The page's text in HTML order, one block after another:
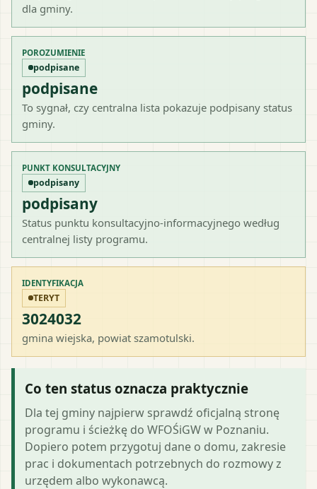
dla gminy.
POROZUMIENIE
podpisane
podpisane
To sygnał, czy centralna lista pokazuje podpisany status
gminy.
PUNKT KONSULTACYJNY
podpisany
podpisany
Status punktu konsultacyjno-informacyjnego według
centralnej listy programu.
IDENTYFIKACJA
TERYT
3024032
gmina wiejska, powiat szamotulski.
Co ten status oznacza praktycznie
Dla tej gminy najpierw sprawdź oficjalną stronę
programu i ścieżkę do WFOŚiGW w Poznaniu.
Dopiero potem przygotuj dane o domu, zakresie
prac i dokumentach potrzebnych do rozmowy z
urzędem albo wykonawcą.